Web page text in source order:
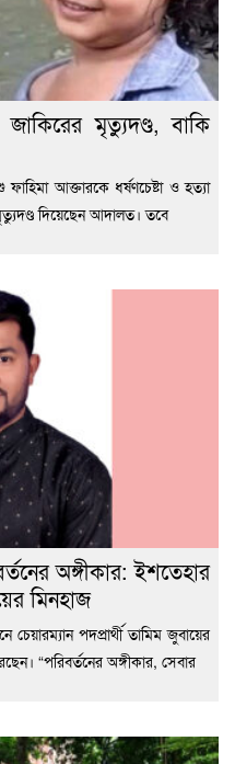
মৃত্যুদণ্ড, বাকি
আক্তারকে ধর্ষণচেষ্টা ও হত্যা
দিয়েছেন আদালত। তবে
অঙ্গীকার: ইশতেহার
মিনহাজ
পদপ্রার্থী তামিম জুবায়ের
“পরিবর্তনের অঙ্গীকার, সেবার